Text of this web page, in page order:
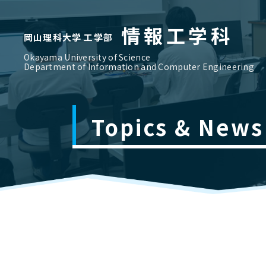
岡山理科大学 工学部 情報工学科
Okayama University of Science
Department of Information and Computer Engineering
Topics & News